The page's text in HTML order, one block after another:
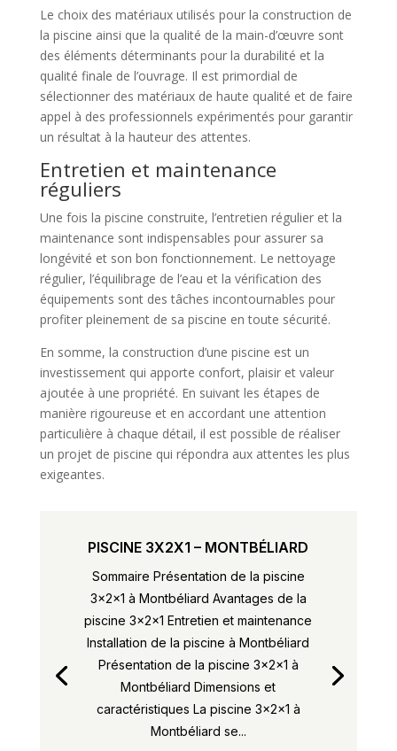
Le choix des matériaux utilisés pour la construction de
la piscine ainsi que la qualité de la main-d’œuvre sont
des éléments déterminants pour la durabilité et la
qualité finale de l’ouvrage. Il est primordial de
sélectionner des matériaux de haute qualité et de faire
appel à des professionnels expérimentés pour garantir
un résultat à la hauteur des attentes.
Entretien et maintenance
réguliers
Une fois la piscine construite, l’entretien régulier et la
maintenance sont indispensables pour assurer sa
longévité et son bon fonctionnement. Le nettoyage
régulier, l’équilibrage de l’eau et la vérification des
équipements sont des tâches incontournables pour
profiter pleinement de sa piscine en toute sécurité.
En somme, la construction d’une piscine est un
investissement qui apporte confort, plaisir et valeur
ajoutée à une propriété. En suivant les étapes de
manière rigoureuse et en accordant une attention
particulière à chaque détail, il est possible de réaliser
un projet de piscine qui répondra aux attentes les plus
exigeantes.
PISCINE 3X2X1 – MONTBÉLIARD
Sommaire Présentation de la piscine
3x2x1 à Montbéliard Avantages de la
piscine 3x2x1 Entretien et maintenance
Installation de la piscine à Montbéliard
Présentation de la piscine 3x2x1 à
Montbéliard Dimensions et
caractéristiques La piscine 3x2x1 à
Montbéliard se...